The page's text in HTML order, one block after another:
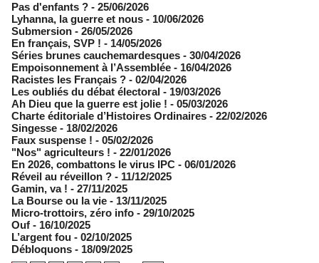
Pas d'enfants ? - 25/06/2026
​Lyhanna, la guerre et nous - 10/06/2026
Submersion - 26/05/2026
En français, SVP ! - 14/05/2026
​Séries brunes cauchemardesques - 30/04/2026
Empoisonnement à l’Assemblée­ - 16/04/2026
Racistes les Français ? - 02/04/2026
​Les oubliés du débat électoral - 19/03/2026
Ah Dieu que la guerre est jolie ! - 05/03/2026
Charte éditoriale d’Histoires Ordinaires - 22/02/2026
Singesse - 18/02/2026
Faux suspense ! - 05/02/2026
"Nos" agriculteurs ! - 22/01/2026
En 2026, combattons le virus IPC - 06/01/2026
Réveil au réveillon ? - 11/12/2025
Gamin, va ! - 27/11/2025
​La Bourse ou la vie - 13/11/2025
Micro-trottoirs, zéro info - 29/10/2025
Ouf - 16/10/2025
L’argent fou - 02/10/2025
Débloquons - 18/09/2025